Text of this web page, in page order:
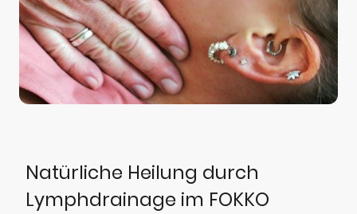
Natürliche Heilung durch
Lymphdrainage im FOKKO